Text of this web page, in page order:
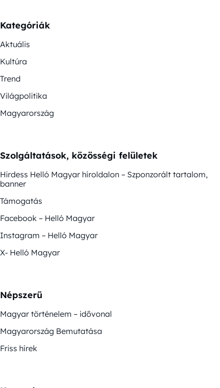
Kategóriák
Aktuális
Kultúra
Trend
Világpolitika
Magyarország
Szolgáltatások, közösségi felületek
Hirdess Helló Magyar híroldalon – Szponzorált tartalom,
banner
Támogatás
Facebook – Helló Magyar
Instagram – Helló Magyar
X- Helló Magyar
Népszerű
Magyar történelem – idővonal
Magyarország Bemutatása
Friss hírek